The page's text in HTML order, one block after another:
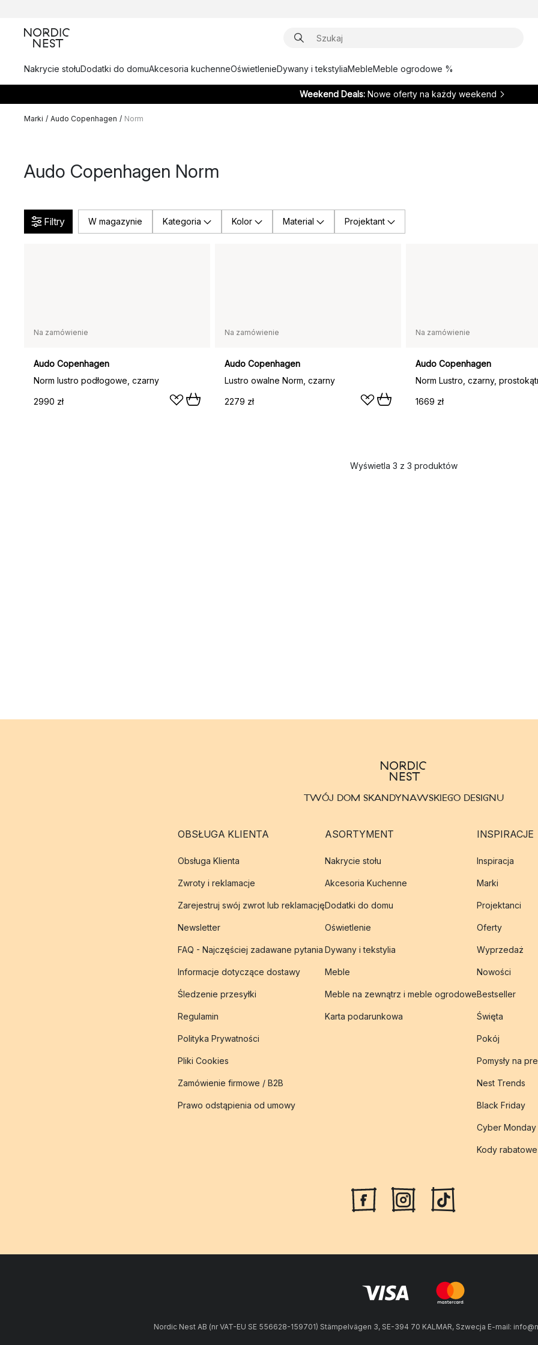
Nakrycie stołuDodatki do domuAkcesoria kuchenneOświetlenieDywany i tekstyliaMebleMeble ogrodowe %
Weekend Deals: Nowe oferty na każdy weekend
Marki / Audo Copenhagen / Norm
Audo Copenhagen Norm
Filtry W magazynie Kategoria Kolor Material Projektant
Na zamówienie
Audo Copenhagen
Norm lustro podłogowe, czarny
2990 zł
Na zamówienie
Audo Copenhagen
Lustro owalne Norm, czarny
2279 zł
Na zamówienie
Audo Copenhagen
Norm Lustro, czarny,
1669 zł
Wyświetla 3 z 3 produktów
TWÓJ DOM SKANDYNAWSKIEGO DESIGNU
OBSŁUGA KLIENTA
Obsługa Klienta
Zwroty i reklamacje
Zarejestruj swój zwrot lub reklamację
Newsletter
FAQ - Najczęściej zadawane pytania
Informacje dotyczące dostawy
Śledzenie przesyłki
Regulamin
Polityka Prywatności
Pliki Cookies
Zamówienie firmowe / B2B
Prawo odstąpienia od umowy
ASORTYMENT
Nakrycie stołu
Akcesoria Kuchenne
Dodatki do domu
Oświetlenie
Dywany i tekstylia
Meble
Meble na zewnątrz i meble ogrodowe
Karta podarunkowa
INSPIRACJE
Inspiracja
Marki
Projektanci
Oferty
Wyprzedaż
Nowości
Bestseller
Święta
Pokój
Pomysły na
Nest Trends
Black Friday
Cyber Monday
Kody rabatowe
Nordic Nest AB (nr VAT-EU SE 556628-159701) Stämpelvägen 3, SE-394 70 KALMAR, Szwecja E-mail: